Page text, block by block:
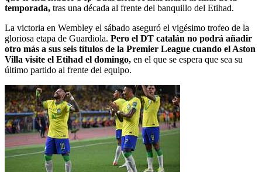
temporada, tras una década al frente del banquillo del Etihad.
La victoria en Wembley el sábado aseguró el vigésimo trofeo de la
gloriosa etapa de Guardiola. Pero el DT catalán no podrá añadir
otro más a sus seis títulos de la Premier League cuando el Aston
Villa visite el Etihad el domingo, en el que se espera que sea su
último partido al frente del equipo.